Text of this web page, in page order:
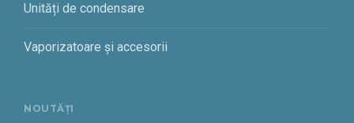
Unități de condensare
Vaporizatoare și accesorii
NOUTĂȚI